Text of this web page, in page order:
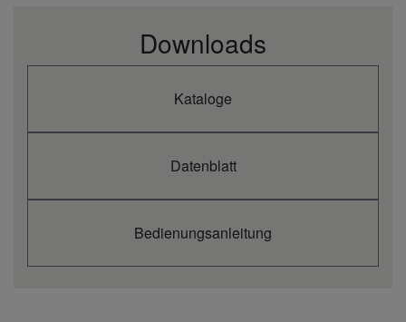
Downloads
Kataloge
Datenblatt
Bedienungsanleitung